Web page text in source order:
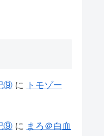
⑨ に
トモゾー
⑨ に まろ＠白血